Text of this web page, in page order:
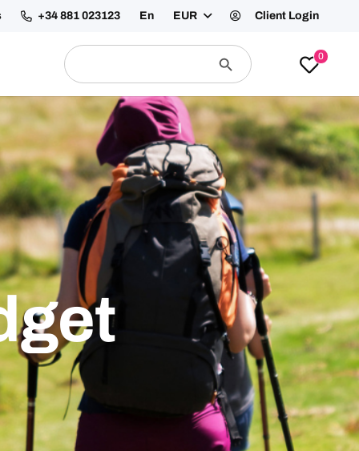
Contáctanos EUR Client Login
Buscar:
Botón
de
búsqueda
0